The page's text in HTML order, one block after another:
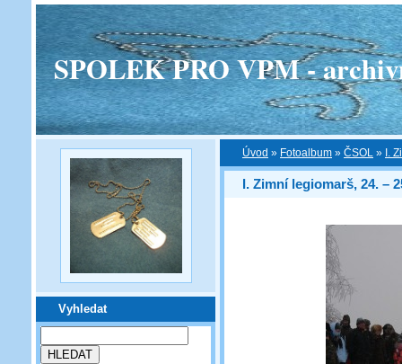
SPOLEK PRO VPM -
Vyhledat
Úvod » Fotoalbum » ČSOL » I.
I. Zimní legiomarš, 24. –